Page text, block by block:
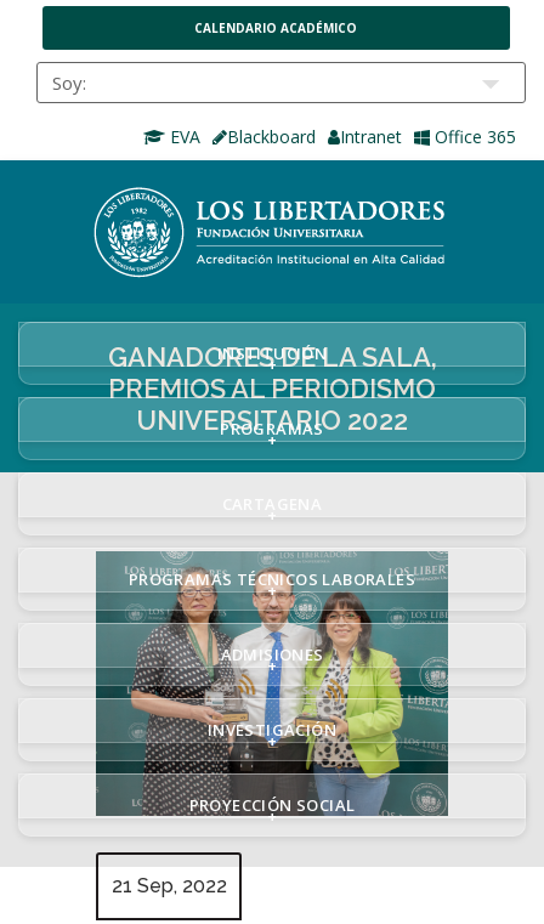
CALENDARIO ACADÉMICO
EVA Blackboard Intranet Office 365
INSTITUCIÓN
+
PROGRAMAS
+
+
PROGRAMAS TÉCNICOS LABORALES
+
ADMISIONES
+
INVESTIGACIÓN
+
PROYECCIÓN SOCIAL
+
GANADORES DE LA SALA,
PREMIOS AL PERIODISMO
UNIVERSITARIO 2022
21 Sep, 2022